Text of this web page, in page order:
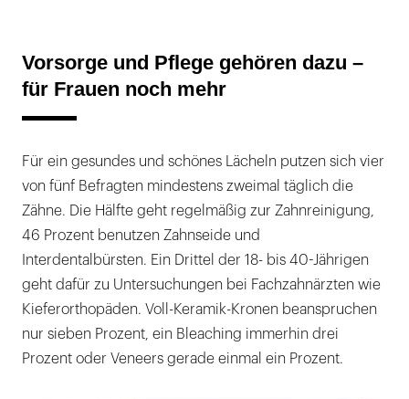
Vorsorge und Pflege gehören dazu –
für Frauen noch mehr
Für ein gesundes und schönes Lächeln putzen sich vier
von fünf Befragten mindestens zweimal täglich die
Zähne. Die Hälfte geht regelmäßig zur Zahnreinigung,
46 Prozent benutzen Zahnseide und
Interdentalbürsten. Ein Drittel der 18- bis 40-Jährigen
geht dafür zu Untersuchungen bei Fachzahnärzten wie
Kieferorthopäden. Voll-Keramik-Kronen beanspruchen
nur sieben Prozent, ein Bleaching immerhin drei
Prozent oder Veneers gerade einmal ein Prozent.